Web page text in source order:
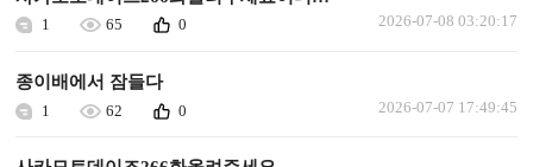
1 65 0 2026-07-08 03:20:17
종이배에서 잠들다
1 62 0 2026-07-07 17:49:45